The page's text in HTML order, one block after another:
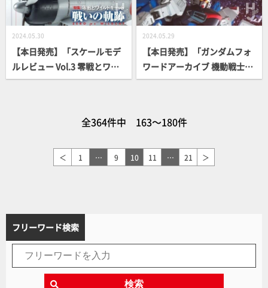
2024.05.30
【本日発売】「スケールモデ
ルレビュー Vol.3 零戦とワイ
ルドキャット」【スケールモ
2024.05.29
【本日発売】「ガンダムフォ
ワードアーカイブ 機動戦士ガ
ンダムSEED編」
全364件中 163～180件
＜ 1 … 9 10 11 … 21 ＞
フリーワード検索
検索